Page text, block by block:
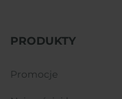
PRODUKTY
promocje